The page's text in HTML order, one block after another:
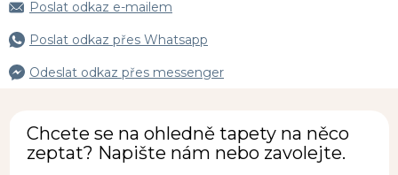
Poslat odkaz e-mailem
Poslat odkaz přes Whatsapp
Odeslat odkaz přes messenger
Chcete se na ohledně tapety na něco
zeptat? Napište nám nebo zavolejte.